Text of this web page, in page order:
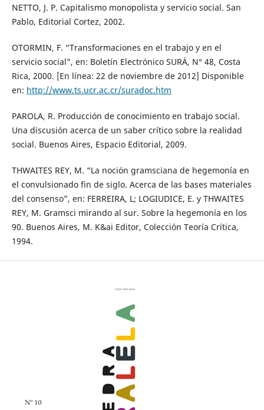
NETTO, J. P. Capitalismo monopolista y servicio social. San
Pablo, Editorial Cortez, 2002.
OTORMIN, F. “Transformaciones en el trabajo y en el
servicio social”, en: Boletín Electrónico SURÁ, N° 48, Costa
Rica, 2000. [En línea: 22 de noviembre de 2012] Disponible
en: http://www.ts.ucr.ac.cr/suradoc.htm
PAROLA, R. Producción de conocimiento en trabajo social.
Una discusión acerca de un saber crítico sobre la realidad
social. Buenos Aires, Espacio Editorial, 2009.
THWAITES REY, M. “La noción gramsciana de hegemonía en
el convulsionado fin de siglo. Acerca de las bases materiales
del consenso”, en: FERREIRA, L; LOGIUDICE, E. y THWAITES
REY, M. Gramsci mirando al sur. Sobre la hegemonía en los
90. Buenos Aires, M. K&ai Editor, Colección Teoría Crítica,
1994.